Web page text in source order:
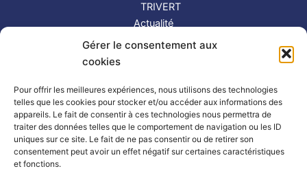
Gérer le consentement aux
cookies
Pour offrir les meilleures expériences, nous utilisons des technologies
telles que les cookies pour stocker et/ou accéder aux informations des
appareils. Le fait de consentir à ces technologies nous permettra de
traiter des données telles que le comportement de navigation ou les ID
uniques sur ce site. Le fait de ne pas consentir ou de retirer son
consentement peut avoir un effet négatif sur certaines caractéristiques
et fonctions.
TRIVERT
Actualité
Contact
Suivez-nous !